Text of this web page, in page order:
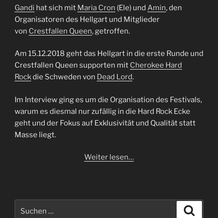
Gandi hat sich mit Maria Cron (Ele) und Amin, den
Organisatoren des Hellgart und Mitglieder
von Crestfallen Queen, getroffen.
Am 15.12.2018 geht das Hellgart in die erste Runde und
Crestfallen Queen supporten mit Cherokee Hard
Rockdie Schweden von Dead Lord.
Im Interview ging es um die Organisation des Festivals,
warum es diesmal nur zufällig in die Hard Rock Ecke
geht und der Fokus auf Exklusivität und Qualität statt
Masse liegt.
Weiter lesen…